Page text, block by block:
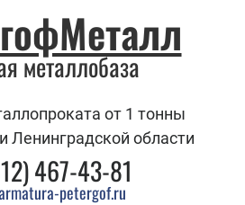
металлобаза
от 1 тонны
Ленинградской области
467-43-81
petergof.ru